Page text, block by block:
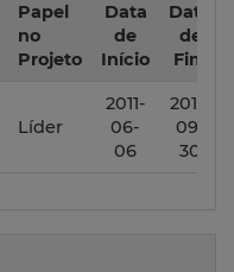
Papel
no
Projeto
Data
de
Início
Data
de
Fim
Líder
2011-
06-
06
2011-
09-
30